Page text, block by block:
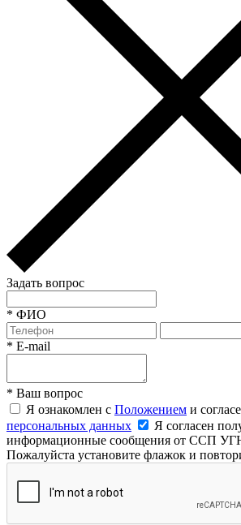
Задать вопрос
* ФИО
* E-mail
* Ваш вопрос
Я ознакомлен с Положением и
персональных данных
Я согласен
информационные сообщения от ССП
Пожалуйста установите флажок и